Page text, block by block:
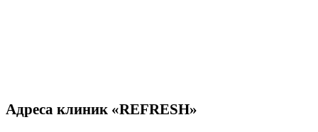
Адреса клиник «REFRESH»